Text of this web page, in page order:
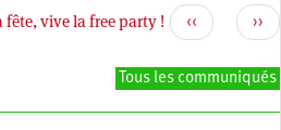
vive la free party !
Page
précédente
‹‹ ››
Tous les communiqués